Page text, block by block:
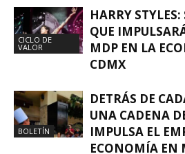
CICLO DE
VALOR
HARRY
QUE
MDP EN LA
CDMX
BOLETÍN
DETRÁS DE
UNA CADENA
IMPULSA EL
ECONOMÍA EN